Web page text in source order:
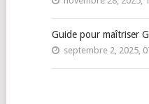
Guide pour maîtriser
septembre 2, 2025,